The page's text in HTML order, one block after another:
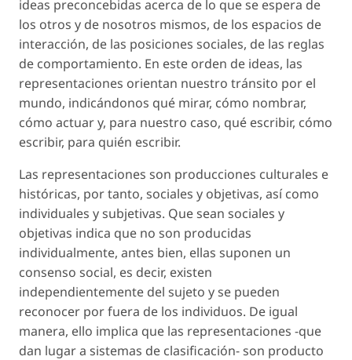
ideas preconcebidas acerca de lo que se espera de
los otros y de nosotros mismos, de los espacios de
interacción, de las posiciones sociales, de las reglas
de comportamiento. En este orden de ideas, las
representaciones orientan nuestro tránsito por el
mundo, indicándonos qué mirar, cómo nombrar,
cómo actuar y, para nuestro caso, qué escribir, cómo
escribir, para quién escribir.
Las representaciones son producciones culturales e
históricas, por tanto, sociales y objetivas, así como
individuales y subjetivas. Que sean sociales y
objetivas indica que no son producidas
individualmente, antes bien, ellas suponen un
consenso social, es decir, existen
independientemente del sujeto y se pueden
reconocer por fuera de los individuos. De igual
manera, ello implica que las representaciones −que
dan lugar a sistemas de clasificación− son producto